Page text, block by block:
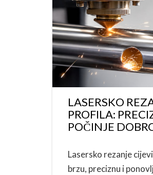
LASERSKO
PROFILA:
POČINJE
Lasersko rezanje
brzu, preciznu i